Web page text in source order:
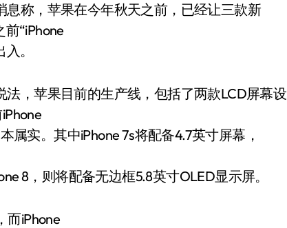
称，苹果在今年秋天之前，已经让三款新
“iPhone
。
，苹果目前的生产线，包括了两款LCD屏幕设
属实。其中iPhone 7s将配备4.7英寸屏幕，
8，则将配备无边框5.8英寸OLED显示屏。
而iPhone